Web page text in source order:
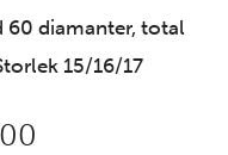
60 diamanter, total
15/16/17